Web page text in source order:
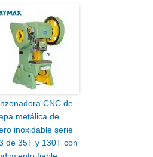
CNC de
metálica de
inoxidable serie
de 35T y 130T con